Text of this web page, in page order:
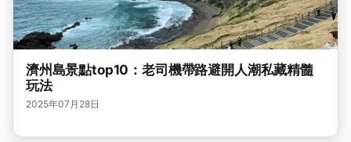
濟州島景點top10：老司機帶路避開人潮私藏精髓
玩法
2025年07月28日